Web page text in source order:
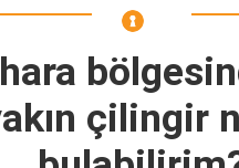
çilingir